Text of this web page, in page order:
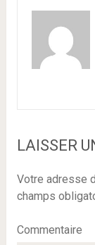
LAISSER
Votre adresse
champs
Commentaire